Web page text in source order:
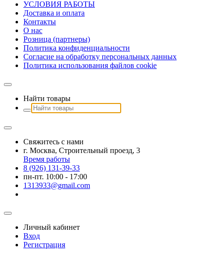
УСЛОВИЯ РАБОТЫ
Доставка и оплата
Контакты
О наc
Розница (партнеры)
Политика конфиденциальности
Согласие на обработку персональных данных
Политика использования файлов сookie
Найти товары
Свяжитесь с нами
г. Москва, Строительный проезд, 3
Время работы
8 (926) 131-39-33
пн-пт. 10:00 - 17:00
1313933@gmail.com
Личный кабинет
Вход
Регистрация